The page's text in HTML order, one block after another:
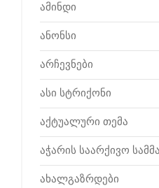
ამინდი
ანონსი
არჩევნები
ასი სტრიქონი
აქტუალური თემა
აჭარის საარქივო
ახალგაზრდები